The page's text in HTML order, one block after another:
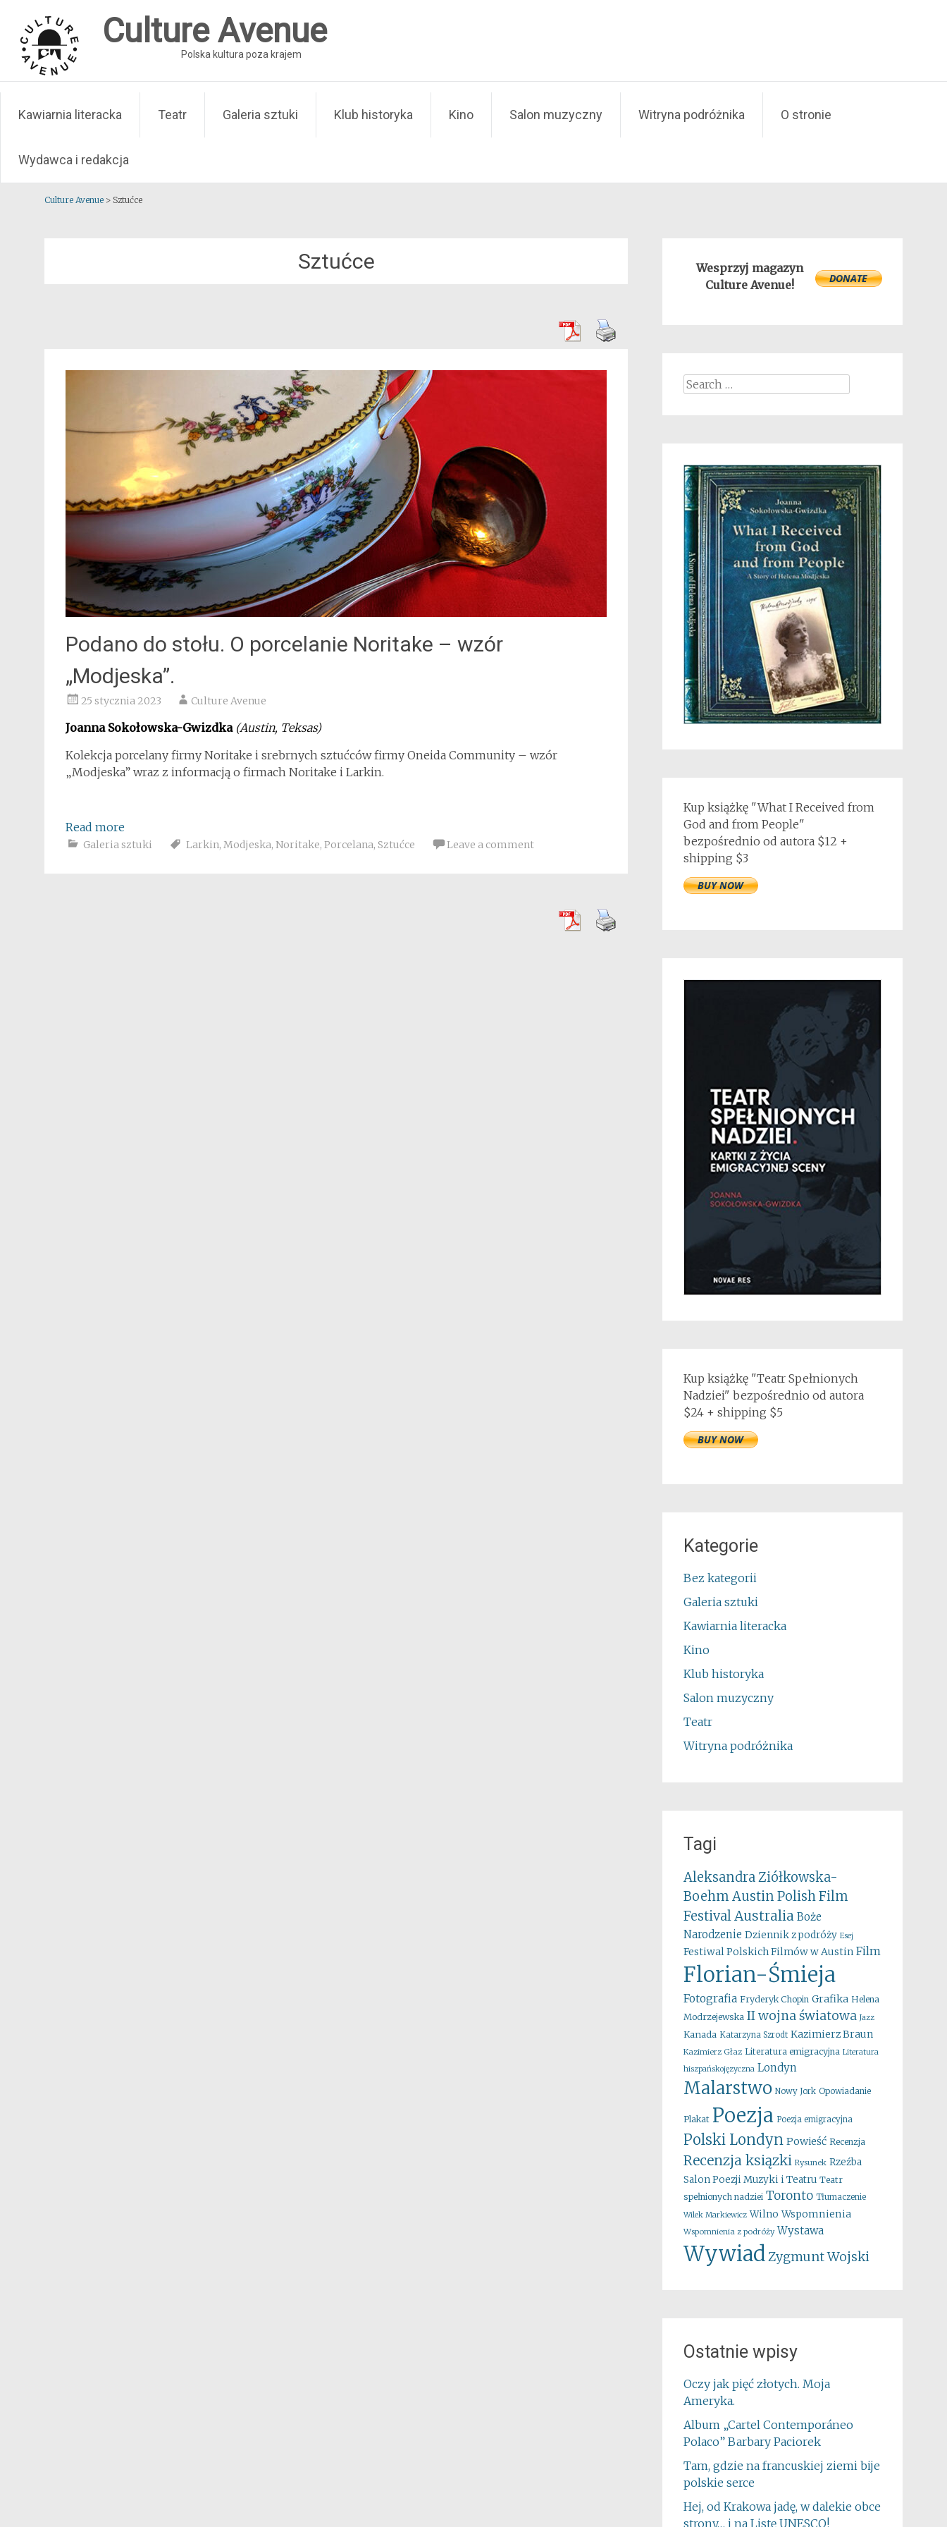
content
Culture Avenue
Polska kultura poza krajem
Kawiarnia literacka Teatr Galeria sztuki Klub historyka Kino Salon muzyczny Witryna podróżnika O stronie
Wydawca i redakcja
Culture Avenue > Sztućce
Sztućce
Podano do stołu. O porcelanie Noritake – wzór
„Modjeska”.
25 stycznia 2023 Culture Avenue
Joanna Sokołowska-Gwizdka (Austin, Teksas)
Kolekcja porcelany firmy Noritake i srebrnych sztućców firmy Oneida Community – wzór
„Modjeska” wraz z informacją o firmach Noritake i Larkin.
Read more
Galeria sztuki Larkin, Modjeska, Noritake, Porcelana, Sztućce Leave a comment
Wesprzyj magazyn
Culture Avenue!
Search
Kup książkę "What I Received from
God and from People"
bezpośrednio od autora $12 +
shipping $3
Kup książkę "Teatr Spełnionych
Nadziei" bezpośrednio od autora
$24 + shipping $5
Kategorie
Bez kategorii
Galeria sztuki
Kawiarnia literacka
Kino
Klub historyka
Salon muzyczny
Teatr
Witryna podróżnika
Tagi
Aleksandra Ziółkowska-
Boehm Austin Polish Film
FestivalAustralia Boże
Narodzenie Dziennik z podróży Esej
Festiwal Polskich Filmów w Austin Film
Florian-Śmieja
Fotografia Fryderyk Chopin Grafika Helena
Modrzejewska II wojna światowa Jazz
Kanada Katarzyna Szrodt Kazimierz Braun
Kazimierz Głaz Literatura emigracyjna Literatura
hiszpańskojęzyczna Londyn
Malarstwo Nowy Jork Opowiadanie
Plakat Poezja Poezja emigracyjna
Polski Londyn Powieść Recenzja
Recenzja ksiązki Rysunek Rzeźba
Salon Poezji Muzyki i Teatru Teatr
spełnionych nadziei Toronto Tłumaczenie
Wilek Markiewicz Wilno Wspomnienia
Wspomnienia z podróży Wystawa
WywiadZygmunt Wojski
Ostatnie wpisy
Oczy jak pięć złotych. Moja
Ameryka.
Album „Cartel Contemporáneo
Polaco” Barbary Paciorek
Tam, gdzie na francuskiej ziemi bije
polskie serce
Hej, od Krakowa jadę, w dalekie obce
strony… i na Listę UNESCO!